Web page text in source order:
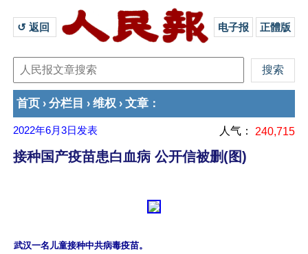
↺ 返回 电子报 正體版
首页 › 分栏目 › 维权 › 文章 ：
2022年6月3日 发表 人气： 240,715
接种国产疫苗患白血病 公开信被删(图)